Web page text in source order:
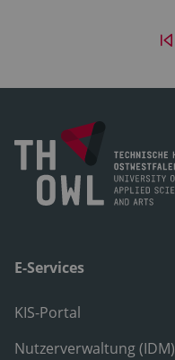
E-Services
KIS-Portal
Nutzerverwaltung (IDM)